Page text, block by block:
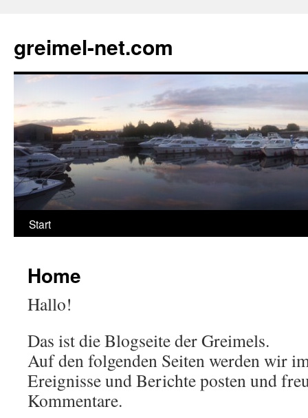
springen
greimel-net.com
Start
Home
Hallo!
Das ist die Blogseite der Greimels.
Auf den folgenden Seiten werden wir
Ereignisse und Berichte posten und
Kommentare.